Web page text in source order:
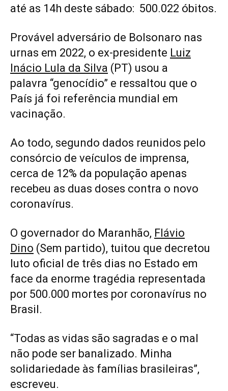
até as 14h deste sábado: 500.022 óbitos.
Provável adversário de Bolsonaro nas
urnas em 2022, o ex-presidente Luiz
Inácio Lula da Silva (PT) usou a
palavra “genocídio” e ressaltou que o
País já foi referência mundial em
vacinação.
Ao todo, segundo dados reunidos pelo
consórcio de veículos de imprensa,
cerca de 12% da população apenas
recebeu as duas doses contra o novo
coronavírus.
O governador do Maranhão, Flávio
Dino (Sem partido), tuitou que decretou
luto oficial de três dias no Estado em
face da enorme tragédia representada
por 500.000 mortes por coronavírus no
Brasil.
“Todas as vidas são sagradas e o mal
não pode ser banalizado. Minha
solidariedade às famílias brasileiras”,
escreveu.